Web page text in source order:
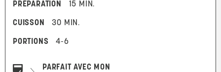
PRÉPARATION 15 MIN.
CUISSON 30 MIN.
PORTIONS 4-6
PARFAIT AVEC MON